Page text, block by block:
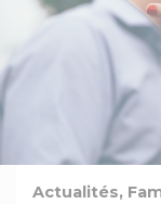
Actualités,